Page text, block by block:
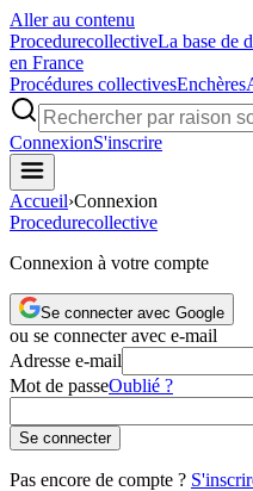
Aller au contenu
ProcedurecollectiveLa base de
en France
Procédures collectivesEnchères
ConnexionS'inscrire
Accueil›Connexion
Procedurecollective
Connexion à votre compte
Se connecter avec Google
ou se connecter avec e-mail
Adresse e-mail
Mot de passeOublié ?
Se connecter
Pas encore de compte ?